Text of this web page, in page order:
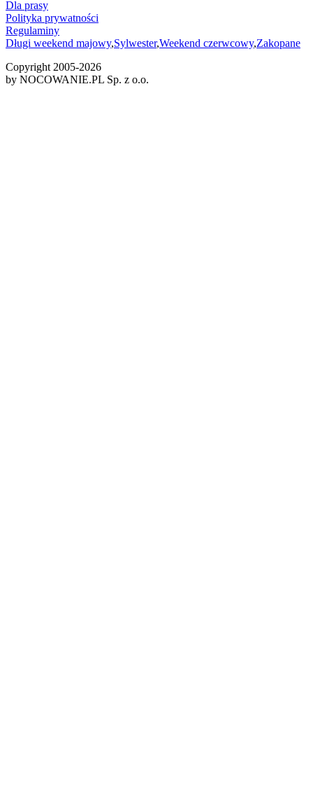
Dla prasy
Polityka prywatności
Regulaminy
Długi weekend majowy,Sylwester,Weekend czerwcowy,Zakopane
Copyright 2005-2026
by NOCOWANIE.PL Sp. z o.o.